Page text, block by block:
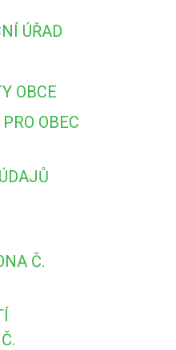
ÚŘAD
OBCE
OBEC
Č.